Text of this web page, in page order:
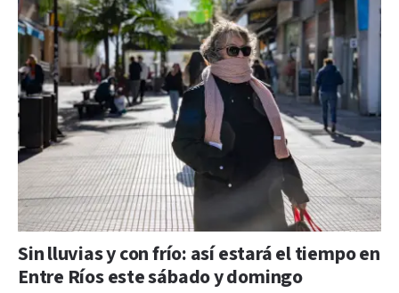
Sin lluvias y con frío: así estará el tiempo en
Entre Ríos este sábado y domingo